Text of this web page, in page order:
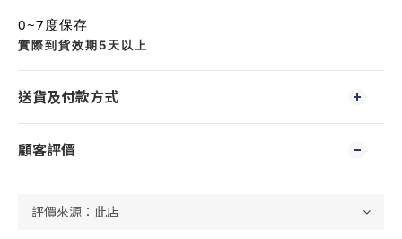
0~7度保存
實際到貨效期5天以上
送貨及付款方式
顧客評價